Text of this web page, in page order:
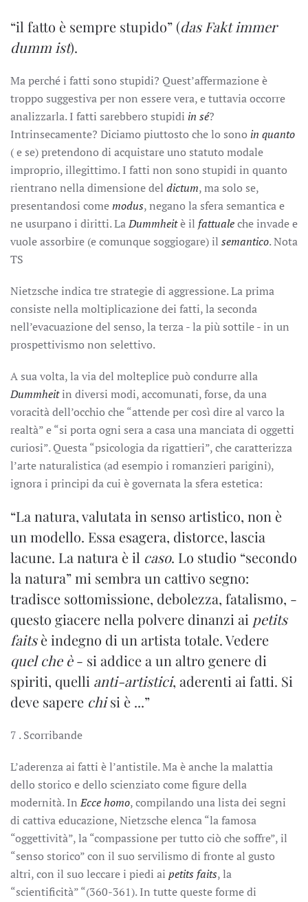
“il fatto è sempre stupido” (das Fakt immer
dumm ist).
Ma perché i fatti sono stupidi? Quest’affermazione è
troppo suggestiva per non essere vera, e tuttavia occorre
analizzarla. I fatti sarebbero stupidi in sé?
Intrinsecamente? Diciamo piuttosto che lo sono in quanto
( e se) pretendono di acquistare uno statuto modale
improprio, illegittimo. I fatti non sono stupidi in quanto
rientrano nella dimensione del dictum, ma solo se,
presentandosi comemodus, negano la sfera semantica e
ne usurpano i diritti. LaDummheitè il fattualeche invade e
vuole assorbire (e comunque soggiogare) il semantico. Nota
TS
Nietzsche indica tre strategie di aggressione. La prima
consiste nella moltiplicazione dei fatti, la seconda
nell’evacuazione del senso, la terza - la più sottile - in un
prospettivismo non selettivo.
A sua volta, la via del molteplice può condurre alla
Dummheitin diversi modi, accomunati, forse, da una
voracità dell’occhio che “attende per così dire al varco la
realtà” e “si porta ogni sera a casa una manciata di oggetti
curiosi”. Questa “psicologia da rigattieri”, che caratterizza
l’arte naturalistica (ad esempio i romanzieri parigini),
ignora i principi da cui è governata la sfera estetica:
“La natura, valutata in senso artistico, non è
un modello. Essa esagera, distorce, lascia
lacune. La natura è il caso. Lo studio “secondo
la natura” mi sembra un cattivo segno:
tradisce sottomissione, debolezza, fatalismo, -
questo giacere nella polvere dinanzi ai petits
faitsè indegno di un artista totale. Vedere
quel che è- si addice a un altro genere di
spiriti, quelli anti-artistici, aderenti ai fatti. Si
deve sapere chisi è ...”
7 . Scorribande
L’aderenza ai fatti è l’antistile. Ma è anche la malattia
dello storico e dello scienziato come figure della
modernità. InEcce homo, compilando una lista dei segni
di cattiva educazione, Nietzsche elenca “la famosa
“oggettività”, la “compassione per tutto ciò che soffre”, il
“senso storico” con il suo servilismo di fronte al gusto
altri, con il suo leccare i piedi ai petits faits, la
“scientificità” “(360-361). In tutte queste forme di